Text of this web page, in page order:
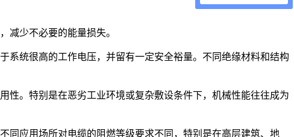
减少不必要的能量损失。
系统很高的工作电压，并留有一定安全裕量。不同绝缘材料和结构
性。特别是在恶劣工业环境或复杂敷设条件下，机械性能往往成为
同应用场所对电缆的阻燃等级要求不同，特别是在高层建筑、地